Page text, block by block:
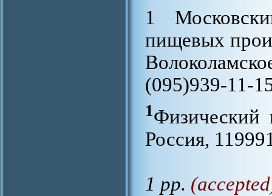
1
пищевых
(095)939-11-
1
Россия,
1 pp.